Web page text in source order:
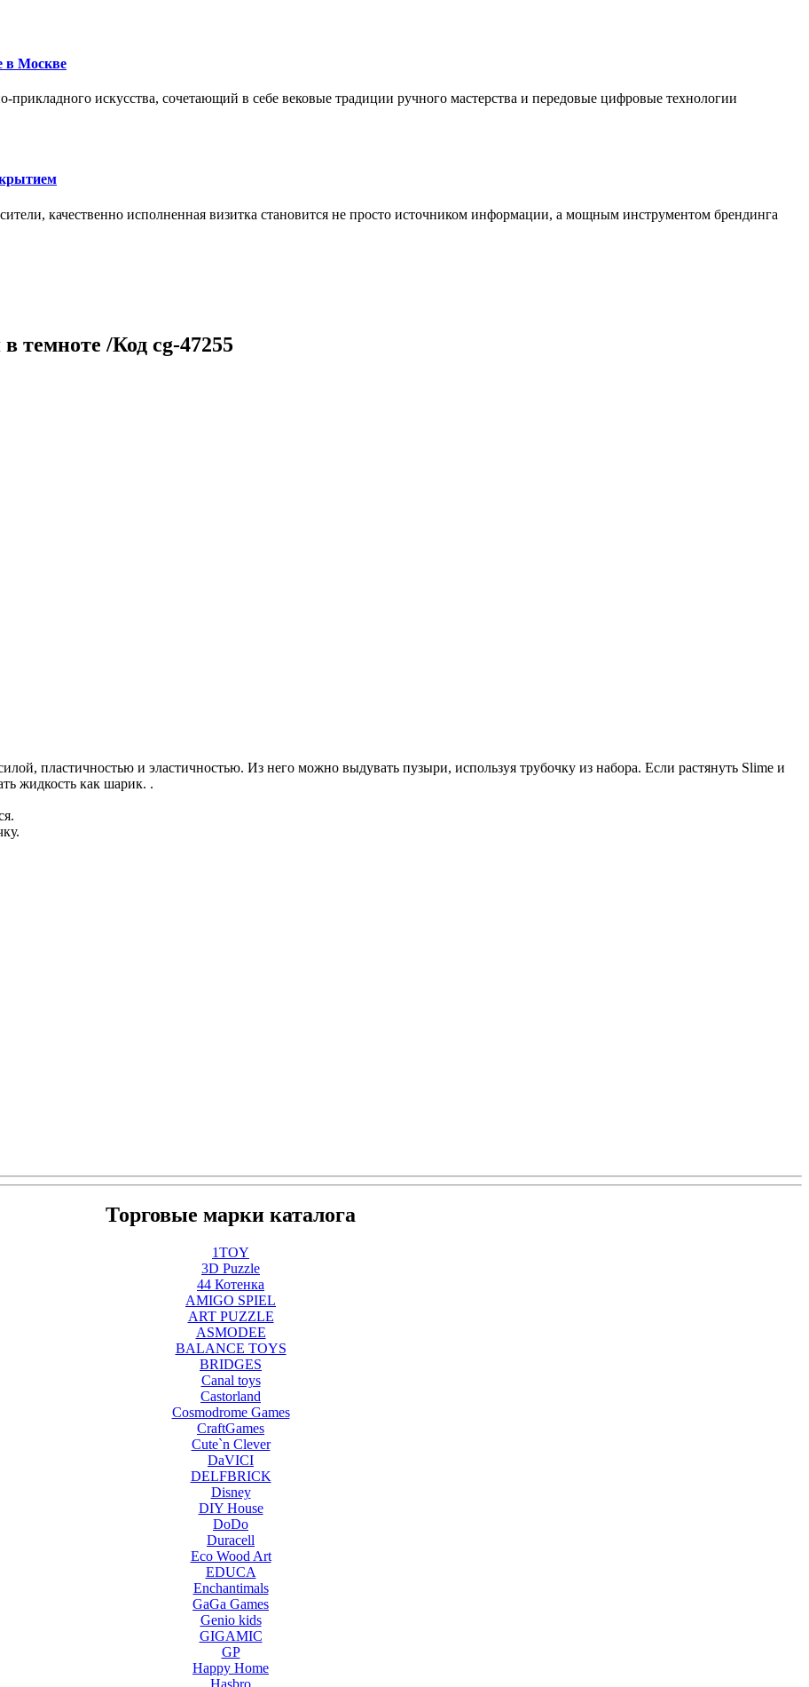
в Москве
искусства, сочетающий в себе вековые традиции ручного мастерства и передовые цифровые технологии
качественно исполненная визитка становится не просто источником информации, а мощным инструментом брендинга
темноте /Код cg-47255
пластичностью и эластичностью. Из него можно выдувать пузыри, используя трубочку из набора. Если растянуть Slime и
жидкость как шарик. .
Торговые марки каталога
1TOY
3D Puzzle
44 Котенка
AMIGO SPIEL
ART PUZZLE
ASMODEE
BALANCE TOYS
BRIDGES
Canal toys
Castorland
Cosmodrome Games
CraftGames
Cute`n Clever
DaVICI
DELFBRICK
Disney
DIY House
DoDo
Duracell
Eco Wood Art
EDUCA
Enchantimals
GaGa Games
Genio kids
GIGAMIC
GP
Happy Home